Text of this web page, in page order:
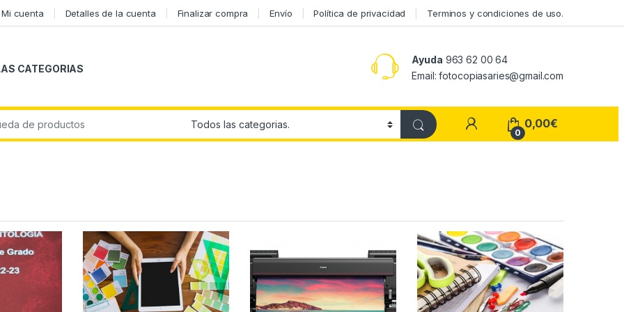
Mi cuenta Detalles de la cuenta Finalizar compra Envío Política de privacidad Terminos y condiciones de uso.
CATEGORIAS
Ayuda 963 62 00 64
Email: fotocopiasaries@gmail.com
My Account
0
0,00€